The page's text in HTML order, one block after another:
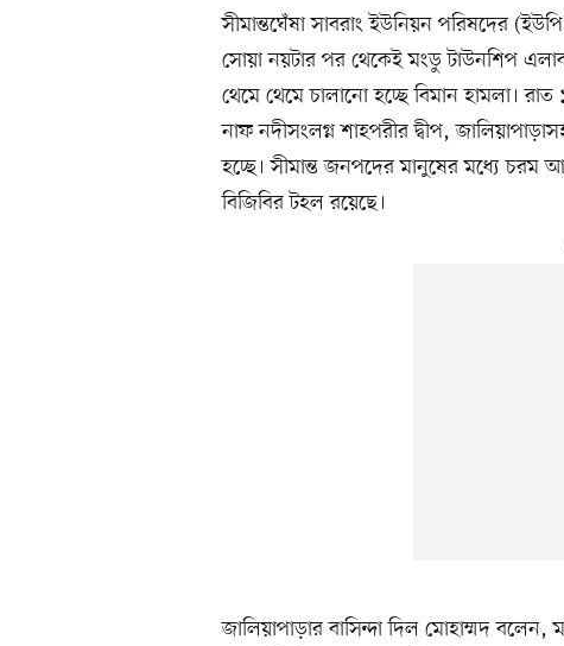
সীমান্তঘেঁষা সাবরাং ইউনিয়ন পরিষদের
সোয়া নয়টার পর থেকেই মংডু টাউনশিপ
থেমে থেমে চালানো হচ্ছে বিমান হামলা।
নাফ নদীসংলগ্ন শাহপরীর দ্বীপ,
হচ্ছে। সীমান্ত জনপদের মানুষের মধ্যে চরম
বিজিবির টহল রয়েছে।
জালিয়াপাড়ার বাসিন্দা দিল মোহাম্মদ